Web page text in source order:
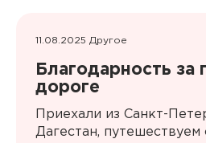
11.08.2025 Другое
Благодарность за помощь на
дороге
Приехали из Санкт-
Дагестан, путешествуем